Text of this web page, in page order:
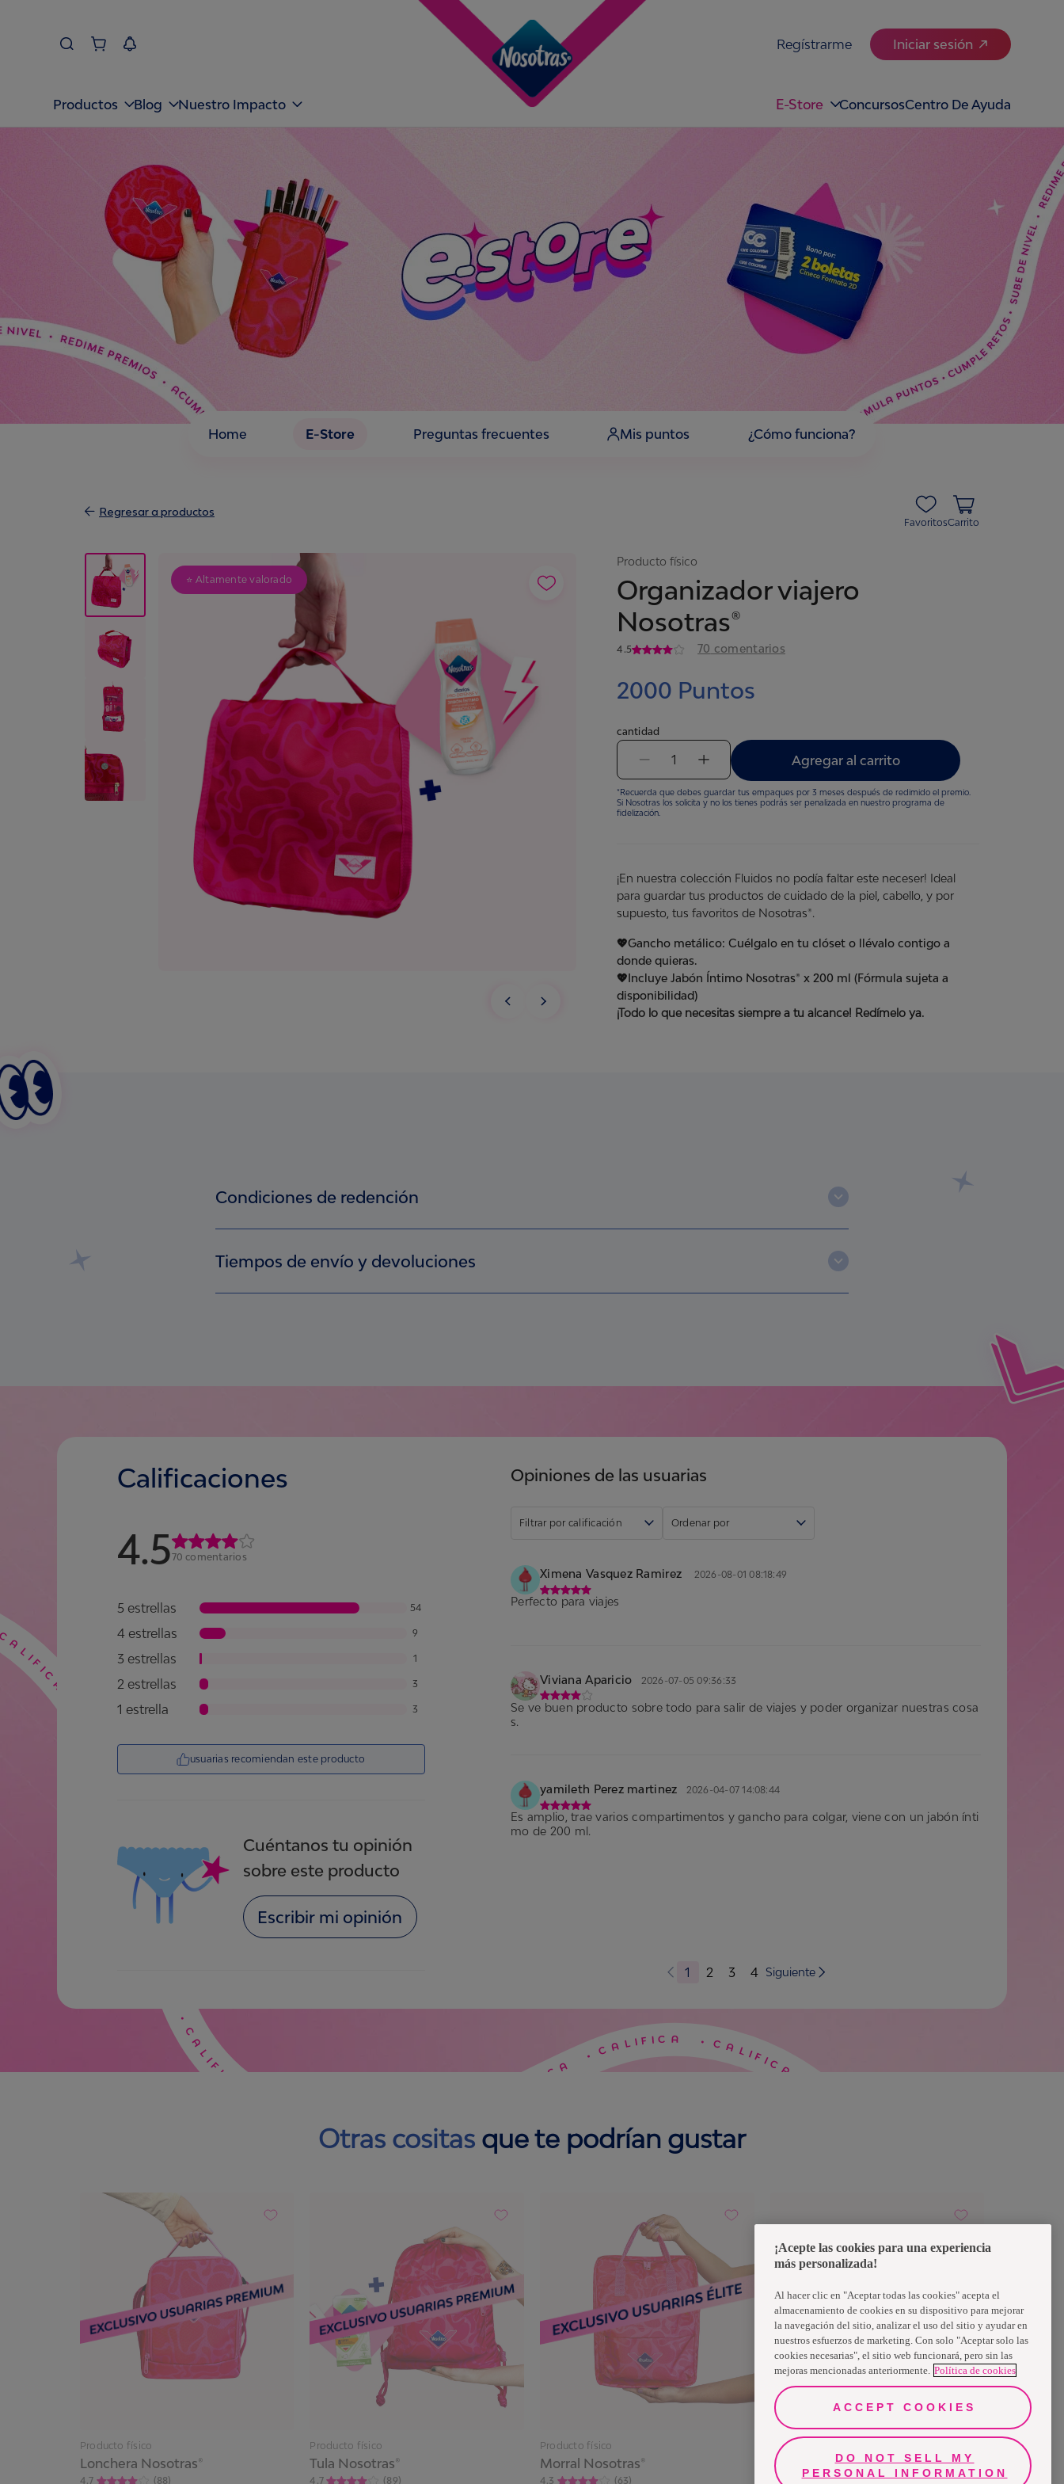
Regístrarme Iniciar sesión
Productos Blog Nuestro Impacto E-Store ConcursosCentro De Ayuda
¿Necesitas ayuda?
Home E-Store Preguntas frecuentes Mis puntos ¿Cómo funciona?
Regresar a productos
FavoritosCarrito
⭐ Altamente valorado
Producto físico
Organizador viajero
Nosotras®
4.5 70 comentarios
2000 Puntos
cantidad
1 Agregar al carrito
*Recuerda que debes guardar tus empaques por 3 meses después de redimido el premio.
Si Nosotras los solicita y no los tienes podrás ser penalizada en nuestro programa de
fidelización.
¡En nuestra colección Fluidos no podía faltar este neceser! Ideal
para guardar tus productos de cuidado de la piel, cabello, y por
supuesto, tus favoritos de Nosotras®.
💖Gancho metálico:Cuélgalo en tu clóset o llévalo contigo a
donde quieras.
💖Incluye Jabón Íntimo Nosotras® x 200 ml (Fórmula sujeta a
disponibilidad)
¡Todo lo que necesitas siempre a tu alcance! Redímelo ya.
Condiciones de redención
Tener en los puntos necesarios para redimir el premio que quieres, ya sean puntos ingresados por las claves que
encuentras en tus productos Nosotras® o puntos regalo que has recibido por parte de la marca.
Debes conservar los empaques Nosotras® que te dieron puntos para redimir tu premio durante 3 meses, contando
Tiempos de envío y devoluciones
confirmarnos tus datos personales (nombre completo, celular, dirección, barrio, ciudad, departamento, correo) y
Calificaciones
4.570 comentarios
5 estrellas 54
4 estrellas 9
3 estrellas 1
2 estrellas 3
1 estrella 3
usuarias recomiendan este producto
Cuéntanos tu opinión
sobre este producto
Escribir mi opinión
Opiniones de las usuarias
Filtrar por calificación Ordenar por
Ximena Vasquez Ramirez 2026-08-01 08:18:49
Perfecto para viajes
Viviana Aparicio 2026-07-05 09:36:33
Se ve buen producto sobre todo para salir de viajes y poder organizar nuestras cosa
s.
yamileth Perez martinez 2026-04-07 14:08:44
Es amplio, trae varios compartimentos y gancho para colgar, viene con un jabón ínti
mo de 200 ml.
1 2 3 4 Siguiente
Otras cositas que te podrían gustar
Producto físico
Lonchera Nosotras®
4.7 (88)
Producto físico
Tula Nosotras®​
4.7 (89)
Producto físico
Morral Nosotras®
4.3 (63)
Producto físico
Cobija Fluídos Nosotras®
4.1 (123)
¡Acepte las cookies para una experiencia
más personalizada!
Al hacer clic en "Aceptar todas las cookies" acepta el
almacenamiento de cookies en su dispositivo para mejorar
la navegación del sitio, analizar el uso del sitio y ayudar en
nuestros esfuerzos de marketing. Con solo "Aceptar solo las
cookies necesarias", el sitio web funcionará, pero sin las
mejoras mencionadas anteriormente. Política de cookies
ACCEPT COOKIES
DO NOT SELL MY
PERSONAL INFORMATION